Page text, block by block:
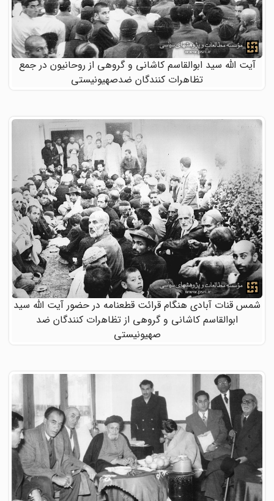
آیت الله سید ابوالقاسم کاشانی و گروهی از روحانیون در جمع
تظاهرات کنندگان ضدصهیونیستی
شمس قنات آبادی هنگام قرائت قطعنامه در حضور آیت الله سید
ابوالقاسم کاشانی و گروهی از تظاهرات کنندگان ضد
صهیونیستی